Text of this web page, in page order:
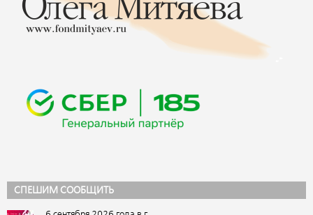
СПЕШИМ СООБЩИТЬ